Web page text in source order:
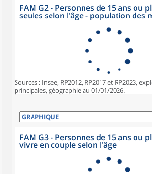
FAM G2 - Personnes de 15 ans ou
seules selon l'âge - population des
Sources : Insee, RP2012, RP2017 et RP2023,
principales, géographie au 01/01/2026.
FAM G3 - Personnes de 15 ans ou
vivre en couple selon l'âge